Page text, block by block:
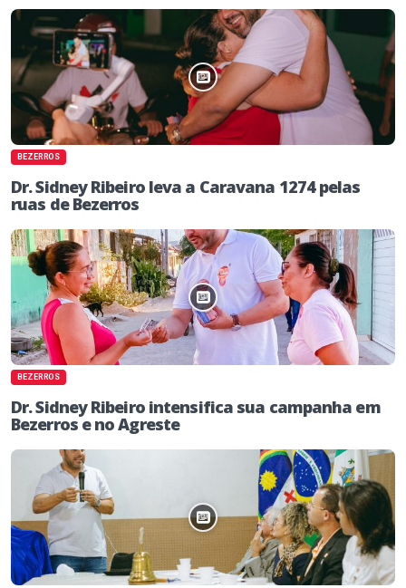
BEZERROS
Dr. Sidney Ribeiro leva a Caravana 1274 pelas
ruas de Bezerros
BEZERROS
Dr. Sidney Ribeiro intensifica sua campanha em
Bezerros e no Agreste